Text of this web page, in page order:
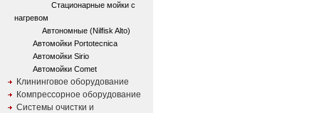
Стационарные мойки с
нагревом
Автономные (Nilfisk Alto)
Автомойки Portotecnica
Автомойки Sirio
Автомойки Comet
Клининговое оборудование
Компрессорное оборудование
Системы очистки и